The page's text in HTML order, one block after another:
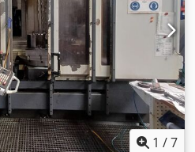
1 /7